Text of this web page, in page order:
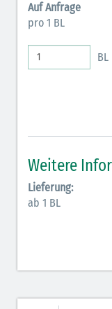
Rahmen)
Antikonvulsiva
Inodilatatoren
Elektrolyte (grün-
Elektrolyte
Elektrolyte NaCl
Auf Anfrage
pro 1 BL
BL
Weitere
Lieferung:
ab 1 BL